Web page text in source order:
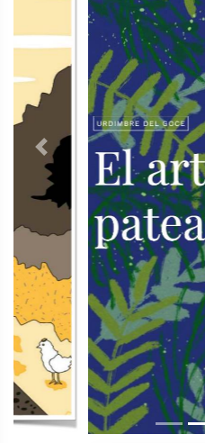
Previous